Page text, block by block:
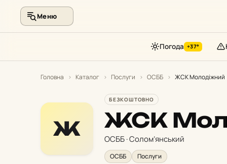
Меню
Погода +37°
Головна › Каталог › Послуги › ОСББ › ЖСК Молодіжний
Ж
БЕЗКОШТОВНО
ЖСК
ОСББ · Солом’янський
ОСББ Послуги